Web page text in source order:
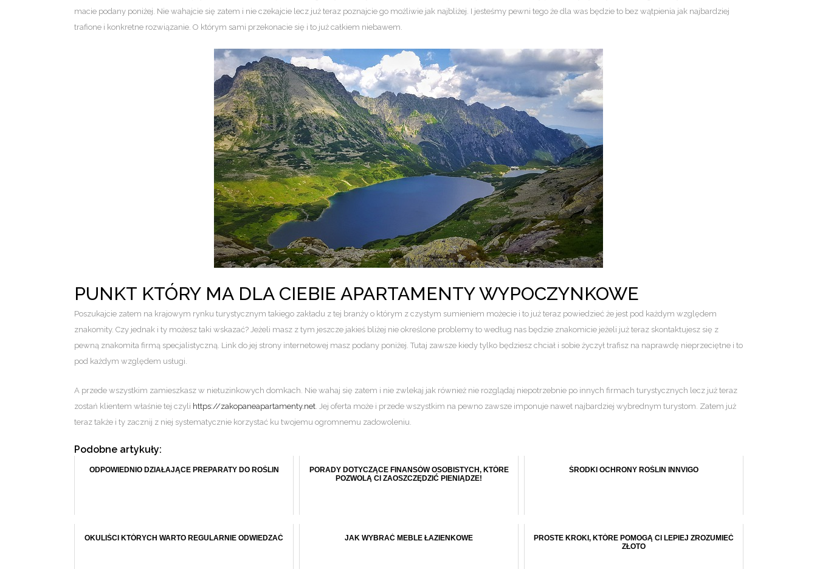
macie podany poniżej. Nie wahajcie się zatem i nie czekajcie lecz już teraz poznajcie go możliwie jak najbliżej. I jesteśmy pewni tego że dla was będzie to bez wątpienia jak najbardziej
trafione i konkretne rozwiązanie. O którym sami przekonacie się i to już całkiem niebawem.
PUNKT KTÓRY MA DLA CIEBIE APARTAMENTY WYPOCZYNKOWE
Poszukajcie zatem na krajowym rynku turystycznym takiego zakładu z tej branży o którym z czystym sumieniem możecie i to już teraz powiedzieć że jest pod każdym względem
znakomity. Czy jednak i ty możesz taki wskazać? Jeżeli masz z tym jeszcze jakieś bliżej nie określone problemy to według nas będzie znakomicie jeżeli już teraz skontaktujesz się z
pewną znakomita firmą specjalistyczną. Link do jej strony internetowej masz podany poniżej. Tutaj zawsze kiedy tylko będziesz chciał i sobie życzył trafisz na naprawdę nieprzeciętne i to
pod każdym względem usługi.
A przede wszystkim zamieszkasz w nietuzinkowych domkach. Nie wahaj się zatem i nie zwlekaj jak również nie rozglądaj niepotrzebnie po innych firmach turystycznych lecz już teraz
zostań klientem właśnie tej czyli https://zakopaneapartamenty.net . Jej oferta może i przede wszystkim na pewno zawsze imponuje nawet najbardziej wybrednym turystom. Zatem już
teraz także i ty zacznij z niej systematycznie korzystać ku twojemu ogromnemu zadowoleniu.
Podobne artykuły:
ODPOWIEDNIO DZIAŁAJĄCE PREPARATY DO ROŚLIN
PORADY DOTYCZĄCE FINANSÓW OSOBISTYCH, KTÓRE
POZWOLĄ CI ZAOSZCZĘDZIĆ PIENIĄDZE!
ŚRODKI OCHRONY ROŚLIN INNVIGO
OKULIŚCI KTÓRYCH WARTO REGULARNIE ODWIEDZAĆ JAK WYBRAĆ MEBLE ŁAZIENKOWE
PROSTE KROKI, KTÓRE POMOGĄ CI LEPIEJ ZROZUMIEĆ
ZŁOTO